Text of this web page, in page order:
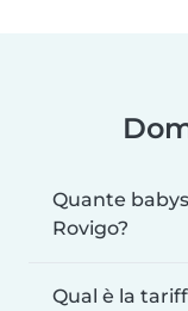
Quante
Rovigo?
Qual è la